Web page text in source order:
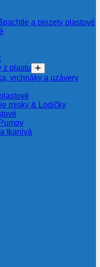
a pinzety plastové
z plastu
vrchnáky a uzávery
misky & Lodičky
tkanivá